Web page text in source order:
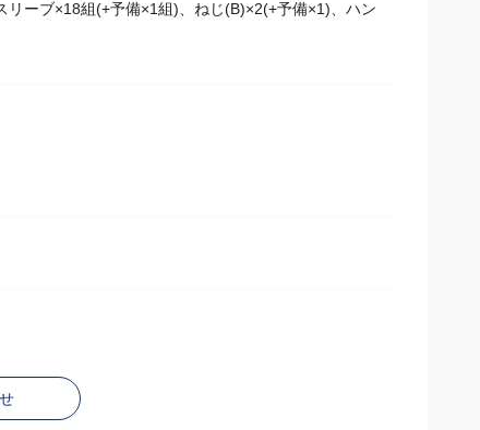
ーブ×18組(+予備×1組)、ねじ(B)×2(+予備×1)、ハン